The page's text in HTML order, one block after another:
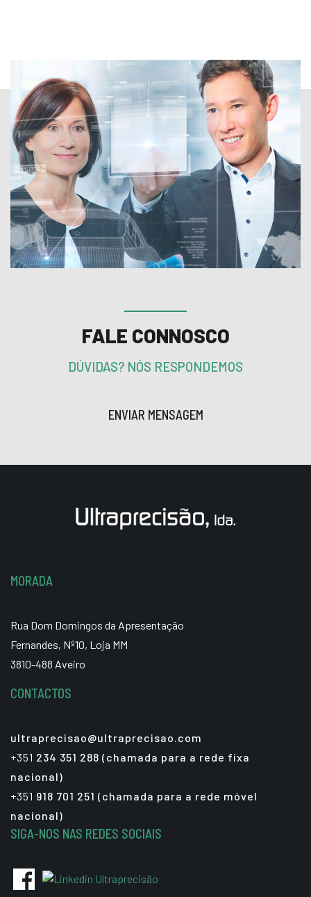
FALE CONNOSCO
DÚVIDAS? NÓS RESPONDEMOS
ENVIAR MENSAGEM
MORADA
Rua Dom Domingos da Apresentação
Fernandes, Nº10, Loja MM
3810-488 Aveiro
CONTACTOS
ultraprecisao@ultraprecisao.com
+351 234 351 288 (chamada para a rede fixa
nacional)
+351 918 701 251 (chamada para a rede móvel
nacional)
SIGA-NOS NAS REDES SOCIAIS